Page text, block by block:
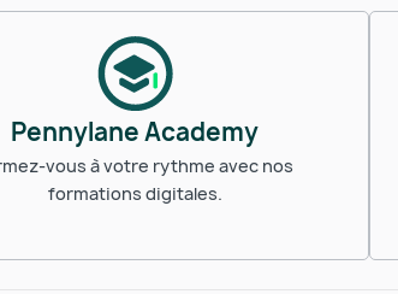
Pennylane Academy
vous à votre rythme avec nos
formations digitales.